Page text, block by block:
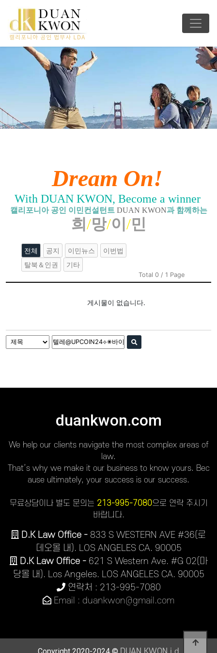
Dream On!
With DUAN KWON, Become a winner
캘리포니아 공인 이민컨설턴트 DUAN KWON과 함께하는
희 /망/이 /민
전체 공지 이민뉴스
이번법
탈북＆인권
기타
Total 0 / 1 Page
게시물이 없습니다.
duankwon.com
We help our clients navigate the most complex areas of
law.
That’s why we make it our business to know yours. Bec
ause ultimately, your success is our success.
무료상담이나 별도 문의는 213-995-7080으로 연락 주시기
바랍니다.
D.K Law Office - 833 S WESTERN AVE #36(로
데오몰 내). LOS ANGELES CA. 90005
D.K Law Office - 621 S Western Ave. #G 02(마
당몰 내). Los Angeles. LOS ANGELES CA. 90005
연락처 : 213-995-7080
Email : duankwon@gmail.com